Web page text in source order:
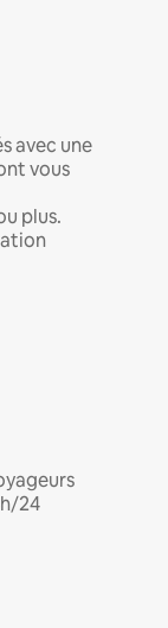
avec une
vous
plus.
24